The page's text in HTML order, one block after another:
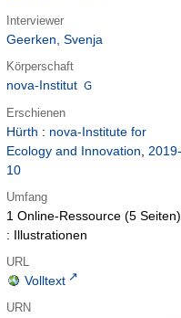
Interviewer
Geerken, Svenja
Körperschaft
nova-Institut
Erschienen
Hürth : nova-Institute for
Ecology and Innovation, 2019-
10
Umfang
1 Online-Ressource (5 Seiten)
: Illustrationen
URL
Volltext
URN